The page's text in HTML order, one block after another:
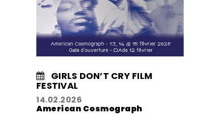
GIRLS DON’T CRY FILM
FESTIVAL
14.02.2026
American Cosmograph